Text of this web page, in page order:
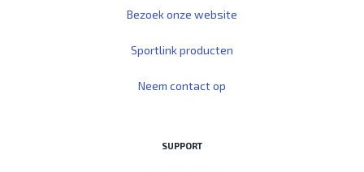
Bezoek onze website
Sportlink producten
Neem contact op
SUPPORT